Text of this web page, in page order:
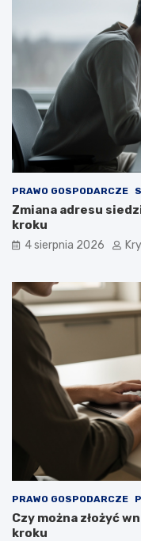
PRAWO GOSPODARCZE
Zmiana adresu
kroku
4 sierpnia 2026
PRAWO GOSPODARCZE
Czy można złożyć
kroku